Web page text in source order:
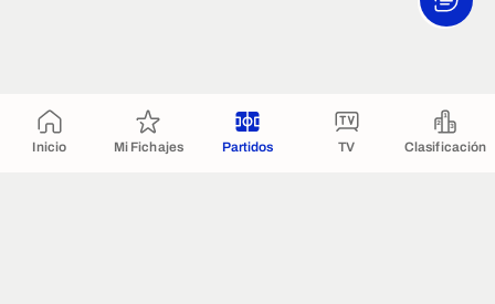
Inicio Mi Fichajes Partidos TV Clasificación